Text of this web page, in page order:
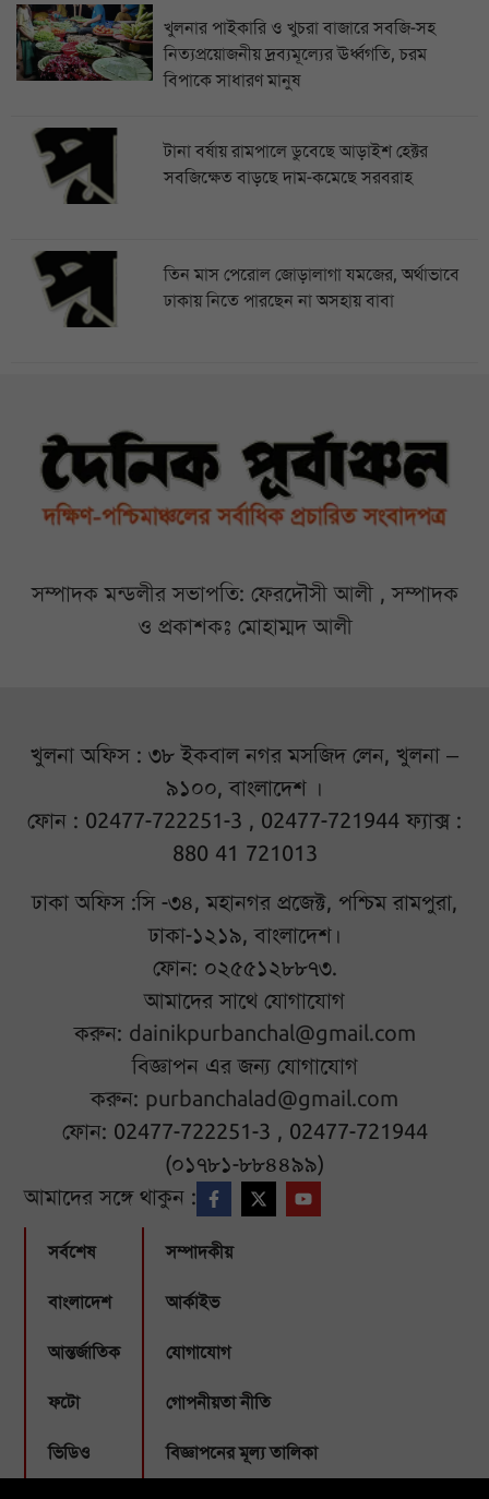
খুলনার পাইকারি ও খুচরা বাজারে সবজি-সহ
নিত্যপ্রয়োজনীয় দ্রব্যমূল্যের ঊর্ধ্বগতি, চরম
বিপাকে সাধারণ মানুষ
টানা বর্ষায় রামপালে ডুবেছে আড়াইশ হেক্টর
সবজিক্ষেত বাড়ছে দাম-কমেছে সরবরাহ
তিন মাস পেরোল জোড়ালাগা যমজের, অর্থাভাবে
ঢাকায় নিতে পারছেন না অসহায় বাবা
সম্পাদক মন্ডলীর সভাপতি: ফেরদৌসী আলী , সম্পাদক
ও প্রকাশকঃ মোহাম্মদ আলী
খুলনা অফিস : ৩৮ ইকবাল নগর মসজিদ লেন, খুলনা –
৯১০০, বাংলাদেশ ।
ফোন : 02477-722251-3 , 02477-721944 ফ্যাক্স :
880 41 721013
ঢাকা অফিস :সি -৩৪, মহানগর প্রজেক্ট, পশ্চিম রামপুরা,
ঢাকা-১২১৯, বাংলাদেশ।
ফোন: ০২৫৫১২৮৮৭৩.
আমাদের সাথে যোগাযোগ
করুন: dainikpurbanchal@gmail.com
বিজ্ঞাপন এর জন্য যোগাযোগ
করুন: purbanchalad@gmail.com
ফোন: 02477-722251-3 , 02477-721944
(০১৭৮১-৮৮৪৪৯৯)
আমাদের সঙ্গে থাকুন :
সর্বশেষ
বাংলাদেশ
আন্তর্জাতিক
ফটো
ভিডিও
সম্পাদকীয়
আর্কাইভ
যোগাযোগ
গোপনীয়তা নীতি
বিজ্ঞাপনের মূল্য তালিকা